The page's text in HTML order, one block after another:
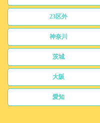
23区外
神奈川
茨城
大阪
愛知